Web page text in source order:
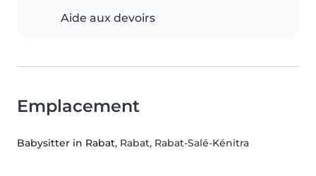
Aide aux devoirs
Emplacement
Babysitter in Rabat, Rabat, Rabat-Salé-Kénitra